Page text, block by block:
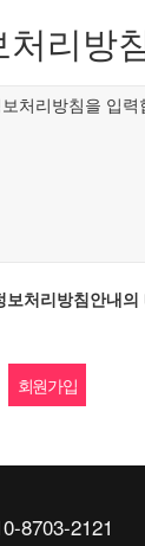
리방
보처리방침안내
8703-2121